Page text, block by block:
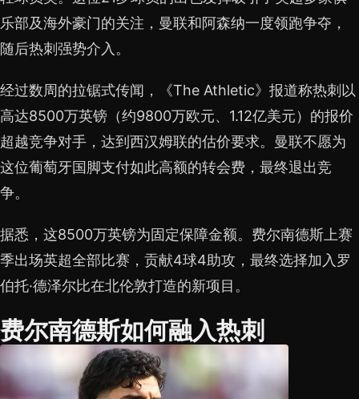
乐部及海外豪门的关注，曼联和阿森纳一度领跑争夺，
随后热刺强势介入。
经过数周的拉锯式传闻，《The Athletic》报道称热刺以
高达8500万英镑（约9800万欧元、1.12亿美元）的报价
超越竞争对手，达到西汉姆联的估价要求。曼联不愿为
这位葡萄牙国脚支付如此高额的转会费，最终退出竞
争。
据悉，这8500万英镑为固定保障金额。费尔南德斯上赛
季出场英超全部比赛，贡献4球4助攻，最终选择加入罗
伯托·德泽尔比在北伦敦打造的新项目。
费尔南德斯如何融入热刺